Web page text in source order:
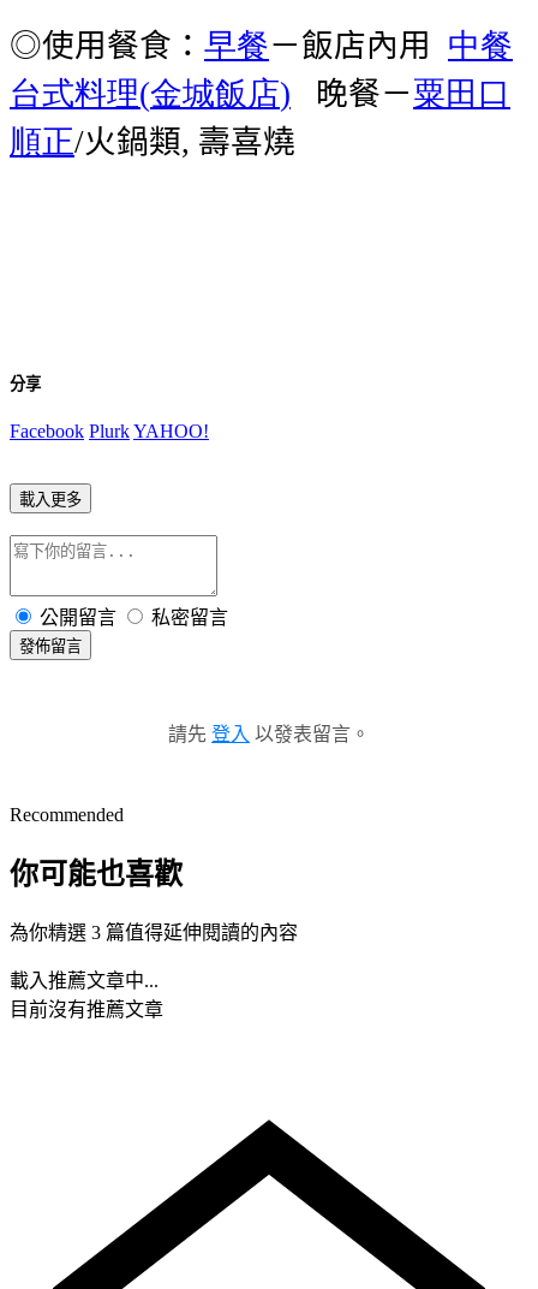
◎使用餐食： 早餐－飯店內用 中餐
台式料理(金城飯店) 晚餐－粟田口
順正/火鍋類, 壽喜燒
分享
Facebook PlurkYAHOO!
載入更多
公開留言 私密留言
發佈留言
請先 登入 以發表留言。
Recommended
你可能也喜歡
為你精選 3 篇值得延伸閱讀的內容
載入推薦文章中...
目前沒有推薦文章